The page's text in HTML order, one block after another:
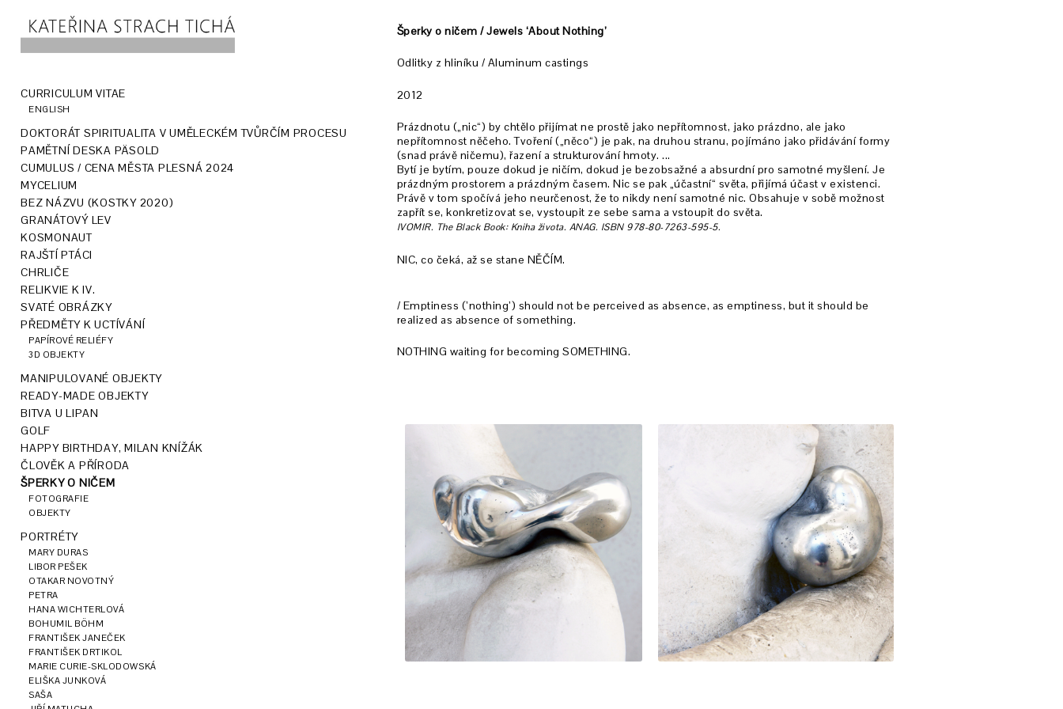
CURRICULUM VITAE
ENGLISH
DOKTORÁT SPIRITUALITA V UMĚLECKÉM TVŮRČÍM PROCESU
PAMĚTNÍ DESKA PÄSOLD
CUMULUS / CENA MĚSTA PLESNÁ 2024
MYCELIUM
BEZ NÁZVU (KOSTKY 2020)
GRANÁTOVÝ LEV
KOSMONAUT
RAJŠTÍ PTÁCI
CHRLIČE
RELIKVIE K IV.
SVATÉ OBRÁZKY
PŘEDMĚTY K UCTÍVÁNÍ
PAPÍROVÉ RELIÉFY
3D OBJEKTY
MANIPULOVANÉ OBJEKTY
READY-MADE OBJEKTY
BITVA U LIPAN
GOLF
HAPPY BIRTHDAY, MILAN KNÍŽÁK
ČLOVĚK A PŘÍRODA
ŠPERKY O NIČEM
FOTOGRAFIE
OBJEKTY
PORTRÉTY
MARY DURAS
LIBOR PEŠEK
OTAKAR NOVOTNÝ
PETRA
HANA WICHTERLOVÁ
BOHUMIL BÖHM
FRANTIŠEK JANEČEK
FRANTIŠEK DRTIKOL
MARIE CURIE-SKLODOWSKÁ
ELIŠKA JUNKOVÁ
SAŠA
Šperky o ničem / Jewels ‘About Nothing’
Odlitky z hliníku / Aluminum castings
2012
Prázdnotu („nic“) by chtělo přijímat ne prostě jako nepřítomnost, jako prázdno, ale jako
nepřítomnost něčeho. Tvoření („něco“) je pak, na druhou stranu, pojímáno jako přidávání formy
(snad právě ničemu), řazení a strukturování hmoty. ...
Bytí je bytím, pouze dokud je ničím, dokud je bezobsažné a absurdní pro samotné myšlení. Je
prázdným prostorem a prázdným časem. Nic se pak „účastní“ světa, přijímá účast v existenci.
Právě v tom spočívá jeho neurčenost, že to nikdy není samotné nic. Obsahuje v sobě možnost
zapřít se, konkretizovat se, vystoupit ze sebe sama a vstoupit do světa.
IVOMIR. The Black Book: Kniha života. ANAG. ISBN 978-80-7263-595-5.
NIC, co čeká, až se stane NĚČÍM.
/ Emptiness (’nothing’) should not be perceived as absence, as emptiness, but it should be
realized as absence of something.
NOTHING waiting for becoming SOMETHING.